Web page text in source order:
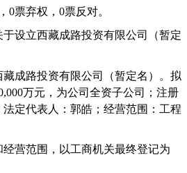
0票弃权， 0票反对。
于设立西藏成路投资有限公司（暂定
藏成路投资有限公司（暂定名）。拟
万元，为公司全资子公司；注册
定代表人：郭皓；经营范围：工程
经营范围，以工商机关最终登记为